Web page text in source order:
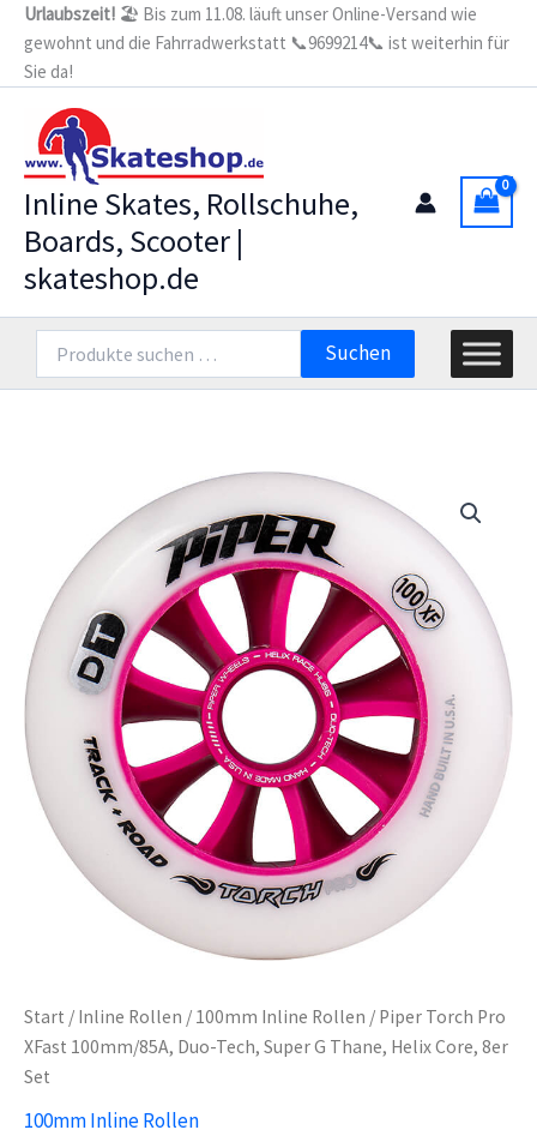
Zum
Inhalt
springen
Urlaubszeit! 🏖️ Bis zum 11.08. läuft unser Online-Versand wie
gewohnt und die Fahrradwerkstatt 📞9699214📞 ist weiterhin für
Sie da!
Inline Skates, Rollschuhe,
Boards, Scooter |
skateshop.de
nach:
Suchen
Start / Inline Rollen / 100mm Inline Rollen / Piper Torch Pro
XFast 100mm/85A, Duo-Tech, Super G Thane, Helix Core, 8er
Set
100mm Inline Rollen
Pro
XFast
100mm/85A,
Duo-
Tech,
Super
G
Thane,
Helix
Core,
8er
Set